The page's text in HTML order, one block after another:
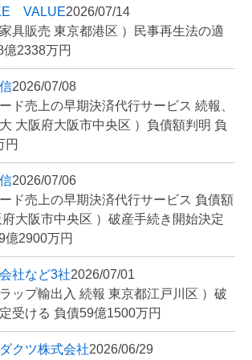
VALUE2026/07/14
具販売 東京都港区 ）民事再生法の適
2338万円
2026/07/08
ド売上の早期決済代行サービス 続報、
大阪府大阪市中央区 ）負債額判明 負
円
2026/07/06
ード売上の早期決済代行サービス 負債額
大阪市中央区 ）破産手続き開始決定
億2900万円
社など3社2026/07/01
ップ輸出入 続報 東京都江戸川区 ）破
受ける 負債59億1500万円
クツ株式会社2026/06/29